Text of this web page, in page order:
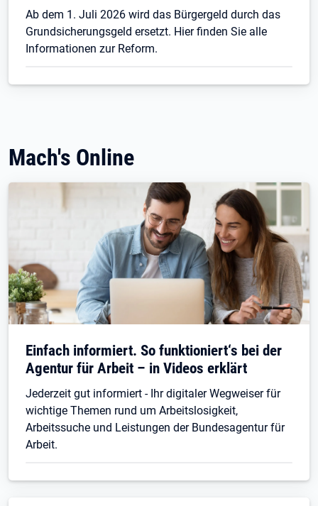
Ab dem 1. Juli 2026 wird das Bürgergeld durch das
Grundsicherungsgeld ersetzt. Hier finden Sie alle
Informationen zur Reform.
Mach's Online
Einfach informiert. So funktioniert‘s bei der
Agentur für Arbeit – in Videos erklärt
Jederzeit gut informiert - Ihr digitaler Wegweiser für
wichtige Themen rund um Arbeitslosigkeit,
Arbeitssuche und Leistungen der Bundesagentur für
Arbeit.